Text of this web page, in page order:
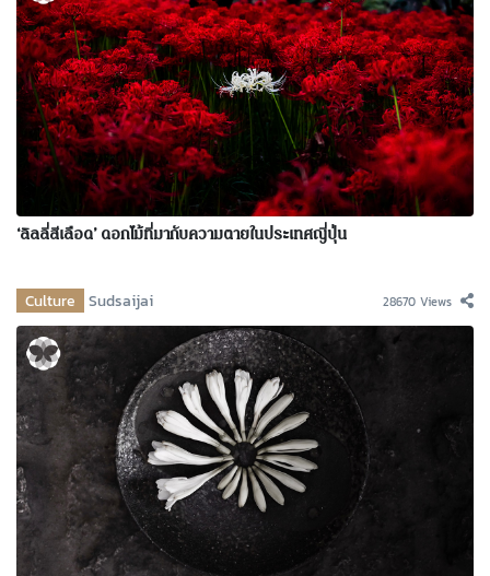
‘ลิลลี่สีเลือด’ ดอกไม้ที่มากับความตายในประเทศญี่ปุ่น
Culture Sudsaijai 28670 Views